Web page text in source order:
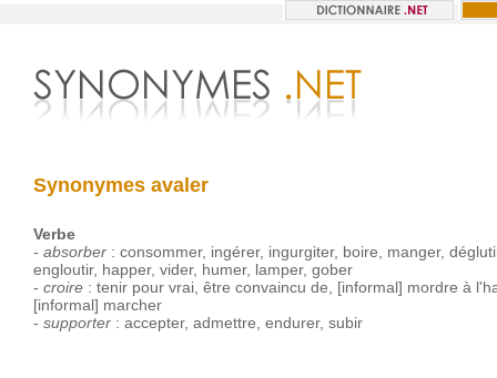
Synonymes avaler
Verbe
- absorber: consommer, ingérer, ingurgiter, boire manger,
engloutir, happer, vider, humer, lamper, gober
- croire: tenir pour vrai, être convaincu de [informal] mordre à
[informal] marcher
- supporter: accepter, admettre endurer, subir